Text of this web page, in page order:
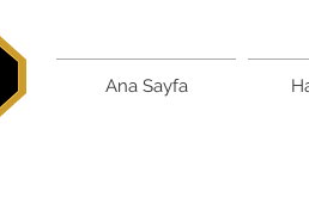
Ana Sayfa